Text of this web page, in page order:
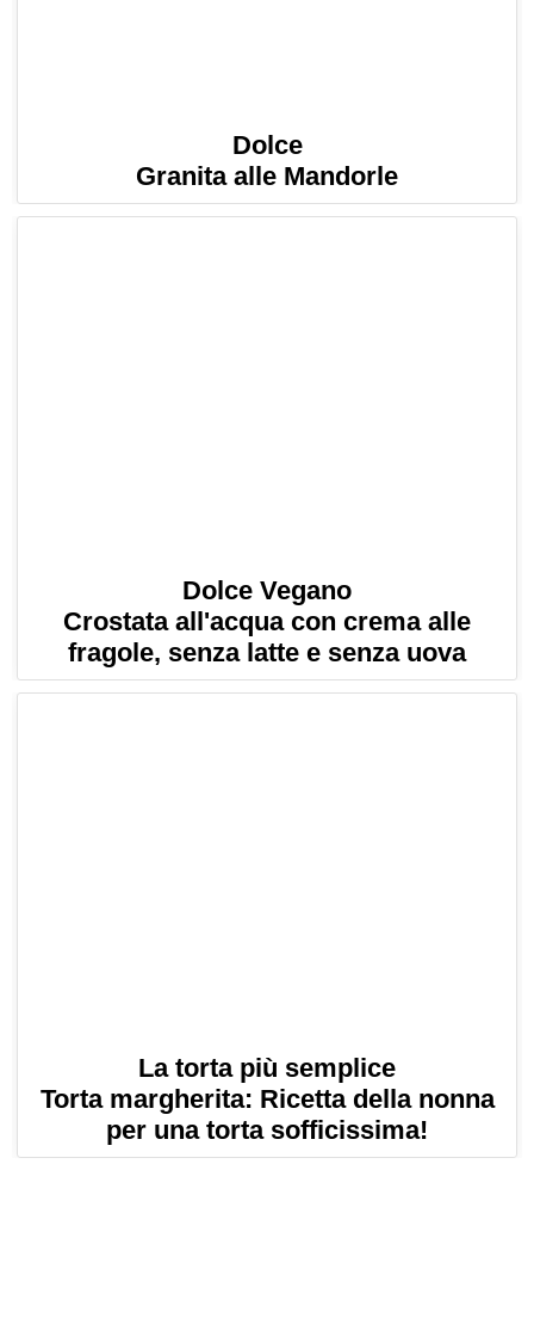
Dolce
Granita alle Mandorle
Dolce Vegano
Crostata all'acqua con crema alle
fragole, senza latte e senza uova
La torta più semplice
Torta margherita: Ricetta della nonna
per una torta sofficissima!